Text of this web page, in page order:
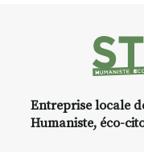
Entreprise locale
Humaniste, éco-